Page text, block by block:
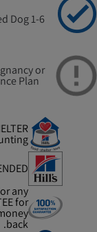
Dog 1-6
or
Plan
any
for
back.